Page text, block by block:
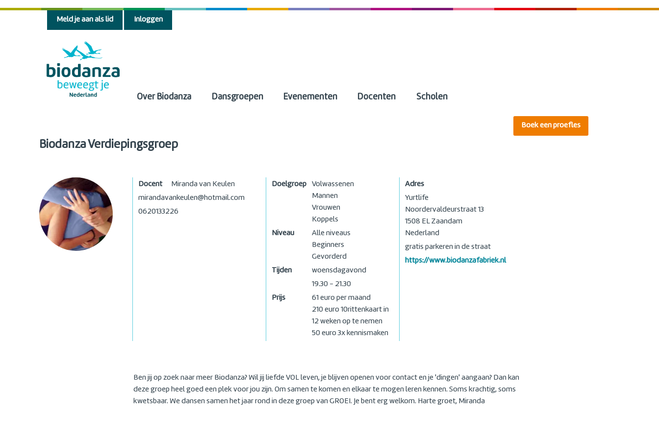
Meld je aan als lid Inloggen
Over Biodanza Dansgroepen Evenementen Docenten Scholen
Boek een proefles
Biodanza Verdiepingsgroep
Docent
Miranda van Keulen
mirandavankeulen@hotmail.com
0620133226
Doelgroep
Volwassenen
Mannen
Vrouwen
Koppels
Niveau
Alle niveaus
Beginners
Gevorderd
Tijden
woensdagavond
19.30 - 21.30
Prijs
61 euro per maand
210 euro 10rittenkaart in
12 weken op te nemen
50 euro 3x kennismaken
Adres
Yurtlife
Noordervaldeurstraat 13
1508 EL Zaandam
Nederland
gratis parkeren in de straat
https://www.biodanzafabriek.nl
Ben jij op zoek naar meer Biodanza? Wil jij liefde VOL leven, je blijven openen voor contact en je 'dingen' aangaan? Dan kan
deze groep heel goed een plek voor jou zijn. Om samen te komen en elkaar te mogen leren kennen. Soms krachtig, soms
kwetsbaar. We dansen samen het jaar rond in deze groep van GROEI. Je bent erg welkom. Harte groet, Miranda